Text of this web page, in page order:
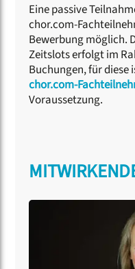
Eine passive
chor.com-
Bewerbung möglich.
Zeitslots erfolgt im
Buchungen, für diese
chor.com-
Voraussetzung.